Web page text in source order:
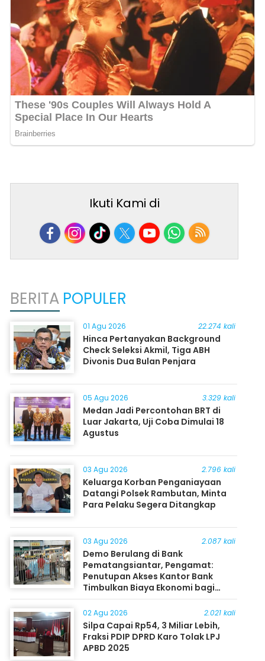
Ikuti Kami di
BERITA POPULER
01 Agu 2026 22.274 kali
Hinca Pertanyakan Background
Check Seleksi Akmil, Tiga ABH
Divonis Dua Bulan Penjara
05 Agu 2026 3.329 kali
Medan Jadi Percontohan BRT di
Luar Jakarta, Uji Coba Dimulai 18
Agustus
03 Agu 2026 2.796 kali
Keluarga Korban Penganiayaan
Datangi Polsek Rambutan, Minta
Para Pelaku Segera Ditangkap
03 Agu 2026 2.087 kali
Demo Berulang di Bank
Pematangsiantar, Pengamat:
Penutupan Akses Kantor Bank
Timbulkan Biaya Ekonomi bagi
Masyarakat
02 Agu 2026 2.021 kali
Silpa Capai Rp54, 3 Miliar Lebih,
Fraksi PDIP DPRD Karo Tolak LPJ
APBD 2025